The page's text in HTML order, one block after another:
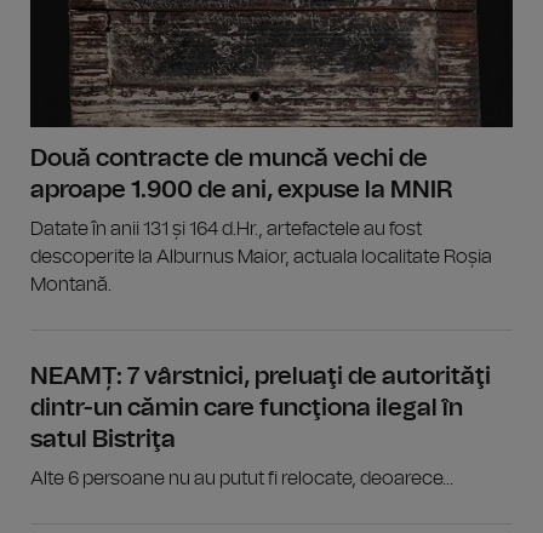
Două contracte de muncă vechi de
aproape 1.900 de ani, expuse la MNIR
Datate în anii 131 și 164 d.Hr., artefactele au fost
descoperite la Alburnus Maior, actuala localitate Roșia
Montană.
NEAMȚ: 7 vârstnici, preluaţi de autorităţi
dintr-un cămin care funcţiona ilegal în
satul Bistriţa
Alte 6 persoane nu au putut fi relocate, deoarece...